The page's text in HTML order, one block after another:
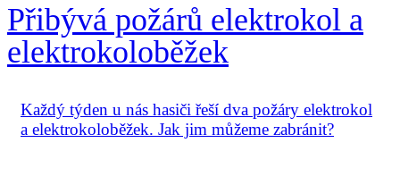
Přibývá požárů elektrokol a
elektrokoloběžek
Každý týden u nás hasiči řeší dva požáry elektrokol
a elektrokoloběžek. Jak jim můžeme zabránit?